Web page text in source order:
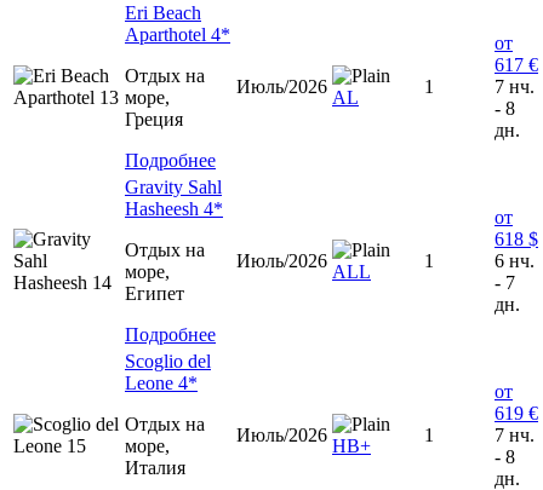
Eri Beach
Aparthotel 4*
Отдых на
море,
Греция
Подробнее
Июль/2026
AL
1
от
617 €
7 нч.
- 8
дн.
Gravity Sahl
Hasheesh 4*
Отдых на
море,
Египет
Подробнее
Июль/2026
ALL
1
от
618 $
6 нч.
- 7
дн.
Scoglio del
Leone 4*
Отдых на
море,
Италия
Июль/2026
HB+
1
от
619 €
7 нч.
- 8
дн.